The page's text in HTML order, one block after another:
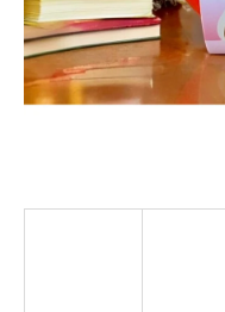
a
j
í